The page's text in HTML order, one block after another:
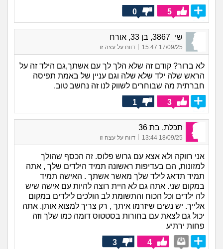
5
0
שי_3867, בן 33, אורח
17/09/25 15:47
| דווח על עצה זו
לא ברור? קודם זה שלא הלך לך עם אשתך,גם הילד זה על
הראש שלה ילד שלא שלה וגם עניין של באמת תפיסה
חברתית מה שבוחרים לשווק לנו זה נחשב טוב.
3
1
תכלת, בת 36
18/09/25 13:44
| דווח על עצה זו
אני רווקה ולא אצא עם גרוש פלוס. זה הכסף שהולך
למזונות, הם בעדיפות ראשונה תמיד הילדים שלך , אתה
תמיד תדאג לילד שלך מאשר אשתך . האישה תמיד
במקום שני. אתה גם לא היית רוצה להיות עם אישה שיש
לה ילדים וכל הכוח והתשומת לב הולכים לילדים במקום
אלייך. יש נשים שיזרמו איתך , רק צריך למצוא אותן. אתה
יכול גם לצאת עם בחורות בסטטוס דומה כמו שלך וזה
פחות ירתיע
4
3